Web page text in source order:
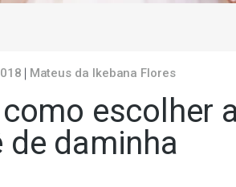
Mateus da Ikebana Flores
escolher
de daminha